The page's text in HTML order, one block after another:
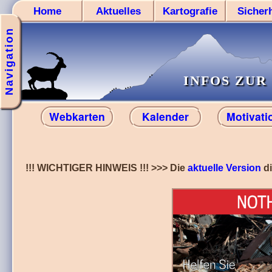
Navigation
Home Aktuelles Kartografie
INFOS ZUR
Webkarten Kalender
!!! WICHTIGER HINWEIS !!! >>> Die aktuelle Version